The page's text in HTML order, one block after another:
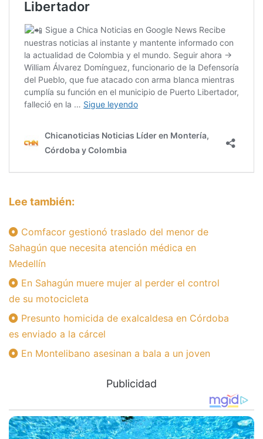
Lee también:
Comfacor gestionó traslado del menor de
Sahagún que necesita atención médica en
Medellín
En Sahagún muere mujer al perder el control
de su motocicleta
Presunto homicida de exalcaldesa en Córdoba
es enviado a la cárcel
En Montelibano asesinan a bala a un joven
Publicidad